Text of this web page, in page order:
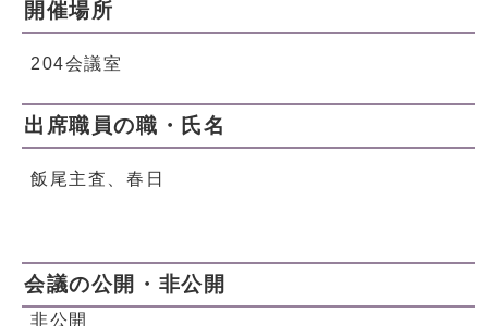
開催場所
204会議室
出席職員の職・氏名
飯尾主査、春日
会議の公開・非公開
非公開